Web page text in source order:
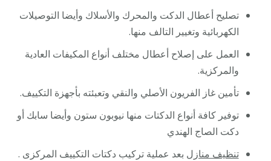
تصليح أعطال الدكت والمحرك والأسلاك وأيضا التوصيلات
الكهربائية وتغيير التالف منها.
العمل على إصلاح أعطال مختلف أنواع المكيفات العادية
والمركزية.
تأمين غاز الفريون الأصلي والنقي وتعبئته بأجهزة التكييف.
توفير كافة أنواع الدكتات منها نيوبون ستون وأيضا سابك أو
دكت الصاج الهندي
تنظيف منازل بعد عملية تركيب دكتات التكييف المركزى .